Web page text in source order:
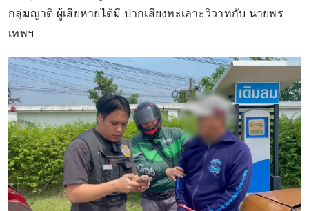
กลุ่มญาติ ผู้เสียหายได้มี ปากเสียงทะเลาะวิวาทกับ นายพร
เทพฯ